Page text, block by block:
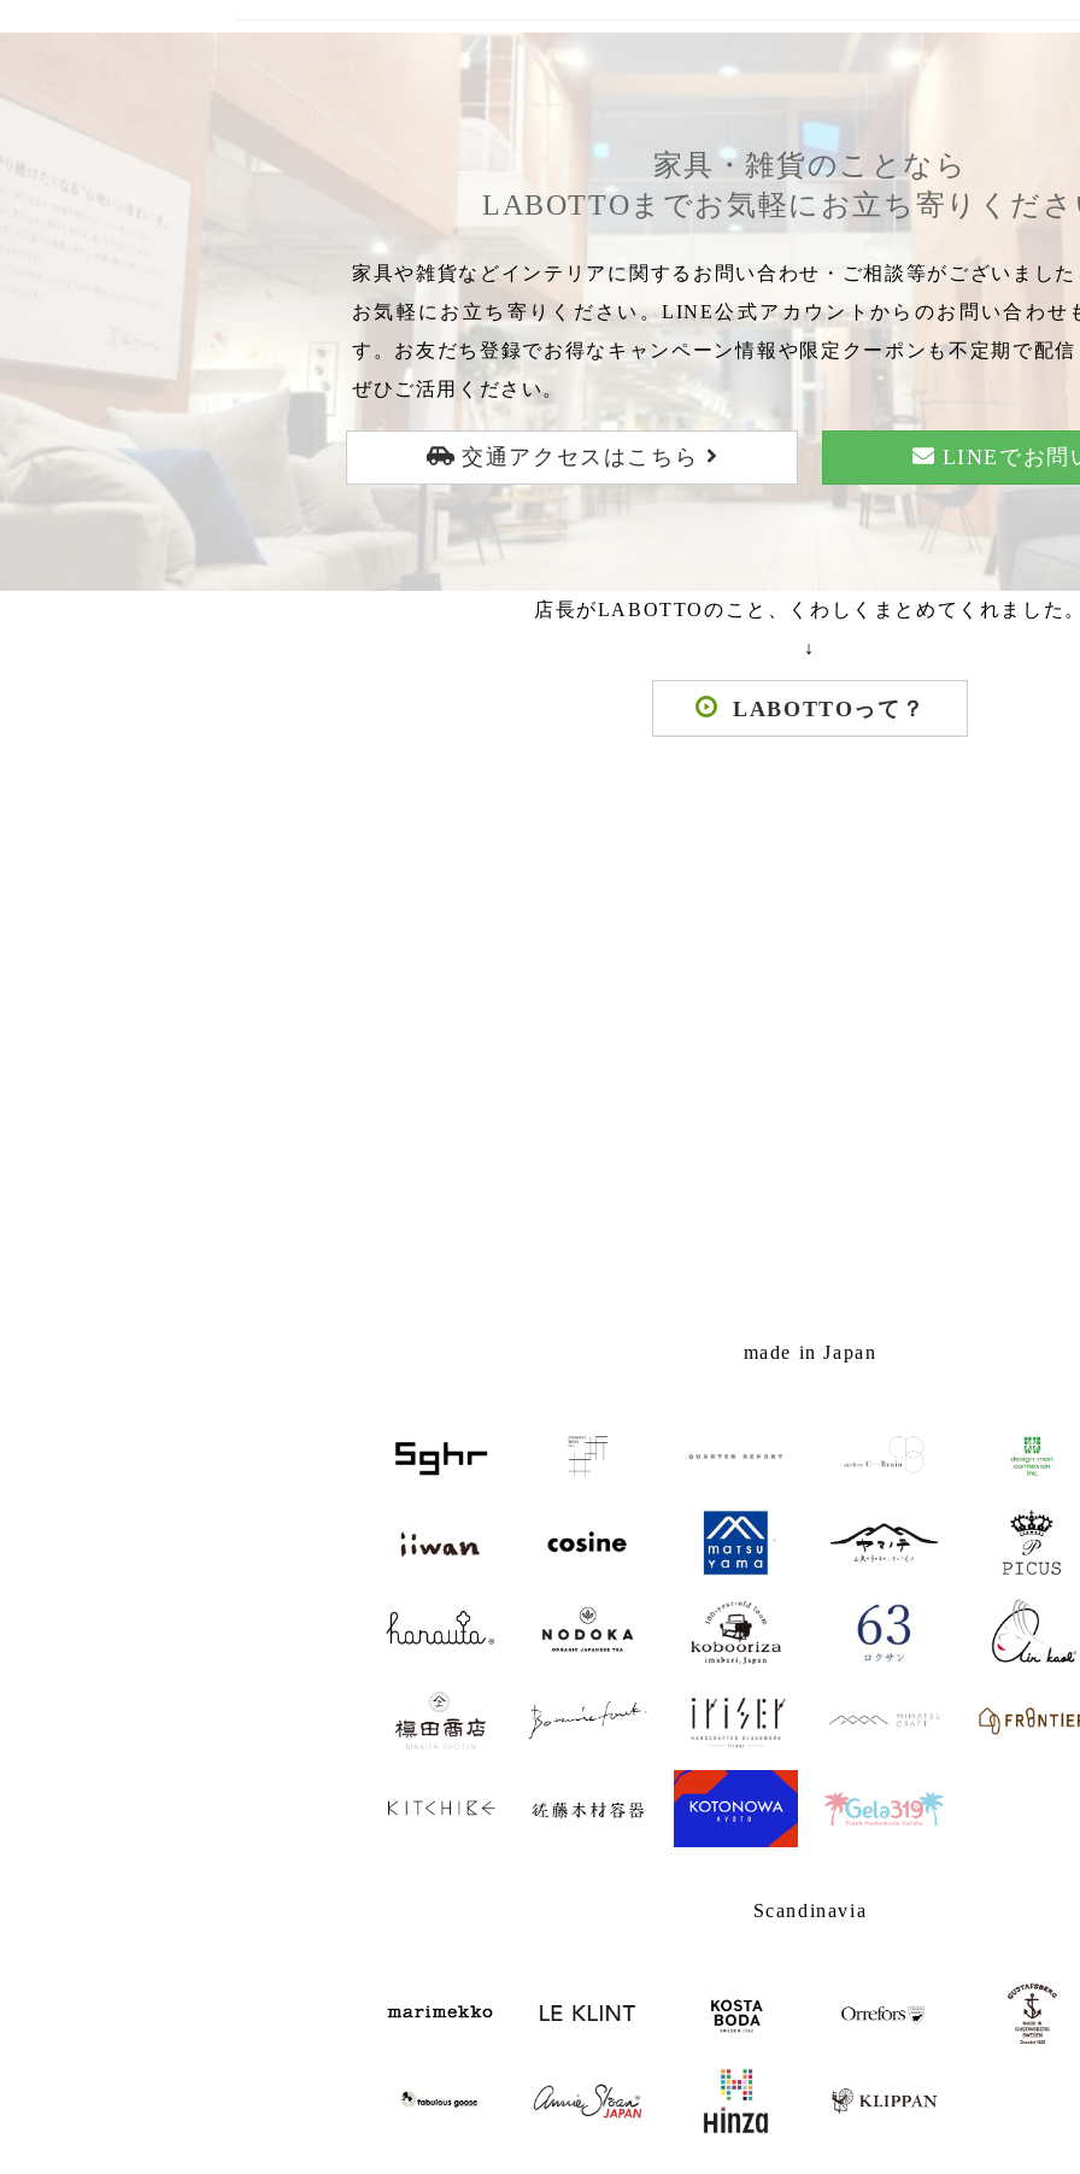
家具・雑貨のことなら
LABOTTOまでお気軽にお立ち寄りくだ
家具や雑貨などインテリアに関するお問い合わせ・ご相談等がございまし
お気軽にお立ち寄りください。LINE公式アカウントからのお問い合わせ
す。お友だち登録でお得なキャンペーン情報や限定クーポンも不定期で配
ぜひご活用ください。
交通アクセスはこちら LINEでお問
店長がLABOTTOのこと、くわしくまとめてくれました
↓
LABOTTOって？
made in Japan
Scandinavia